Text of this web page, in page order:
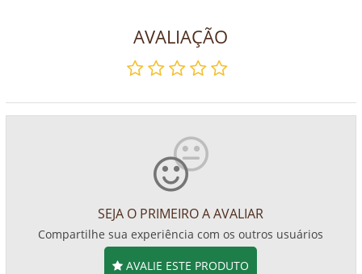
AVALIAÇÃO
SEJA O PRIMEIRO A AVALIAR
Compartilhe sua experiência com os outros usuários
AVALIE ESTE PRODUTO